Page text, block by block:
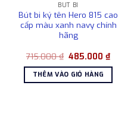
BÚT BI
Bút bi ký tên Hero 815 cao
cấp màu xanh navy chính
hãng
715.000₫ Giá
là:
715.000 ₫.
485.000₫Giá
hiện
tại
THÊM VÀO GIỎ HÀNG